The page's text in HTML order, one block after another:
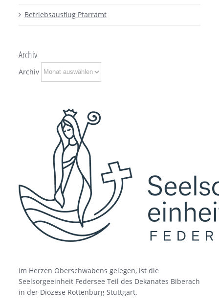
Betriebsausflug Pfarramt
Archiv
Archiv
Im Herzen Oberschwabens gelegen, ist die
Seelsorgeeinheit Federsee Teil des Dekanates Biberach
in der Diözese Rottenburg Stuttgart.